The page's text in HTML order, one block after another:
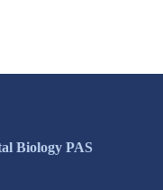
Biology PAS